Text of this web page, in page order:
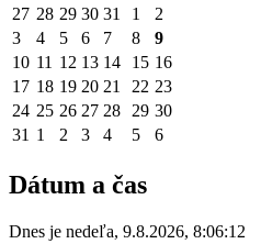
27 28 29 30 31 1
2
3
4 5 6 7 8
9
10 11 12 13 14 15 16
17 18 19 20 21 22 23
24 25 26 27 28 29 30
31 1 2 3 4 5 6
Dátum a čas
Dnes je nedeľa, 9.8.2026, 8:06:12